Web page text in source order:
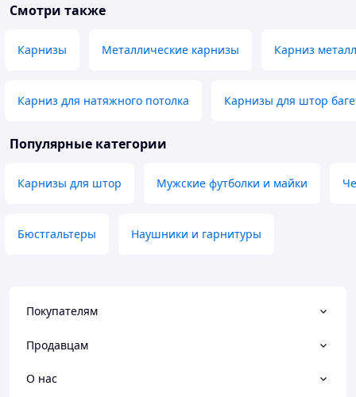
Смотри также
Карнизы Металлические карнизы Карниз
Карниз для натяжного потолка Карнизы для штор
Популярные категории
Карнизы для штор Мужские футболки и майки
Бюстгальтеры Наушники и гарнитуры
Покупателям
Продавцам
О нас